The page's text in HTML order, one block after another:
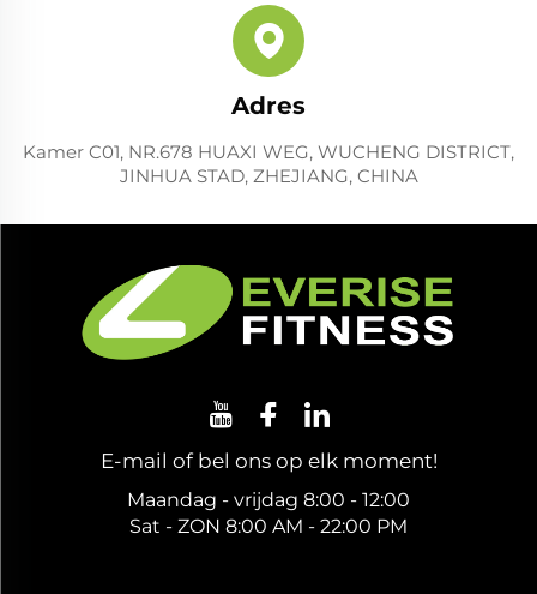
Adres
Kamer C01, NR.678 HUAXI WEG, WUCHENG DISTRICT,
JINHUA STAD, ZHEJIANG, CHINA
E-mail of bel ons op elk moment!
Maandag - vrijdag 8:00 - 12:00
Sat - ZON 8:00 AM - 22:00 PM